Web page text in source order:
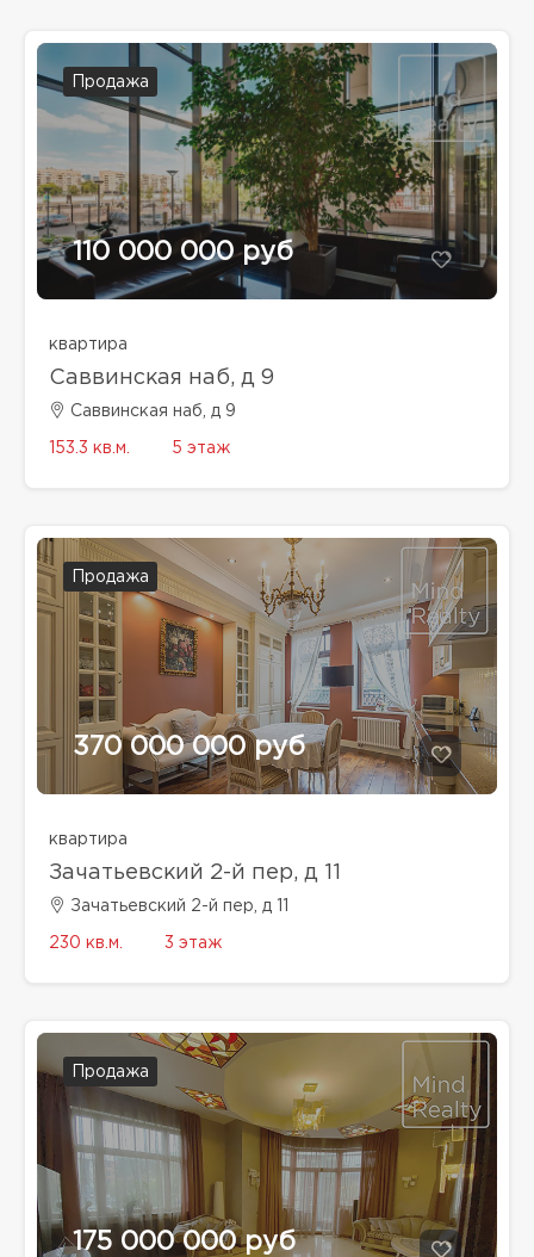
Продажа
110 000 000 руб
квартира
Саввинская наб, д 9
Саввинская наб, д 9
153.3 кв.м. 5 этаж
Продажа
370 000 000 руб
квартира
Зачатьевский 2-й пер, д 11
Зачатьевский 2-й пер, д 11
230 кв.м. 3 этаж
Продажа
175 000 000 руб